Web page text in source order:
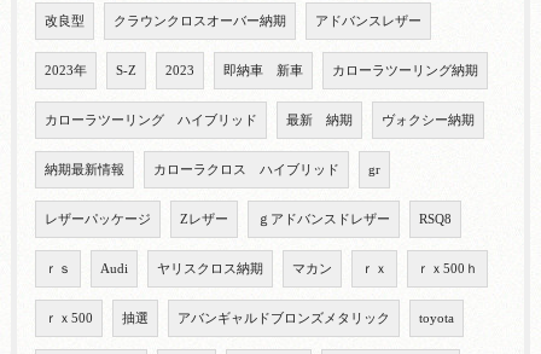
改良型 クラウンクロスオーバー納期 アドバンスレザー
2023年 S-Z 2023 即納車 新車 カローラツーリング納期
カローラツーリング ハイブリッド 最新 納期 ヴォクシー納期
納期最新情報 カローラクロス ハイブリッド gr
レザーパッケージ Zレザー ｇアドバンスドレザー RSQ8
ｒｓ Audi ヤリスクロス納期 マカン ｒｘ ｒｘ500ｈ
ｒｘ500 抽選 アバンギャルドブロンズメタリック toyota